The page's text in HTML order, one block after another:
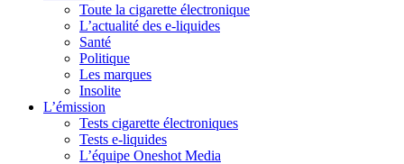
Toute la cigarette électronique
L’actualité des e-liquides
Santé
Politique
Les marques
Insolite
L’émission
Tests cigarette électroniques
Tests e-liquides
L’équipe Oneshot Media